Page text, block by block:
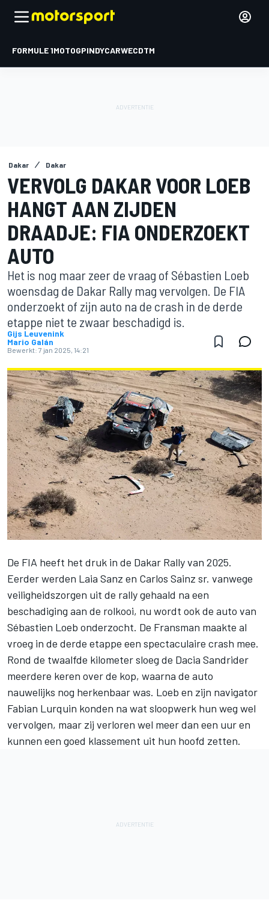
FORMULE 1MOTOGPINDYCARWECDTM
Dakar Dakar
VERVOLG DAKAR VOOR LOEB
HANGT AAN ZIJDEN
DRAADJE: FIA ONDERZOEKT
AUTO
Het is nog maar zeer de vraag of Sébastien Loeb
woensdag de Dakar Rally mag vervolgen. De FIA
onderzoekt of zijn auto na de crash in de derde
etappe niet te zwaar beschadigd is.
Gijs Leuvenink
Mario Galán
Bewerkt: 7 jan 2025, 14:21
De FIA heeft het druk in de Dakar Rally van 2025.
Eerder werden Laia Sanz en Carlos Sainz sr. vanwege
veiligheidszorgen uit de rally gehaald na een
beschadiging aan de rolkooi, nu wordt ook de auto van
Sébastien Loeb onderzocht. De Fransman maakte al
vroeg in de derde etappe een spectaculaire crash mee.
Rond de twaalfde kilometer sloeg de Dacia Sandrider
meerdere keren over de kop, waarna de auto
nauwelijks nog herkenbaar was. Loeb en zijn navigator
Fabian Lurquin konden na wat sloopwerk hun weg wel
vervolgen, maar zij verloren wel meer dan een uur en
kunnen een goed klassement uit hun hoofd zetten.